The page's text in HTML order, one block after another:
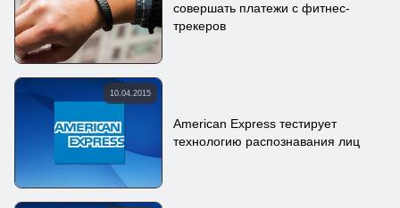
совершать платежи с фитнес-
трекеров
10.04.2015
American Express тестирует
технологию распознавания лиц